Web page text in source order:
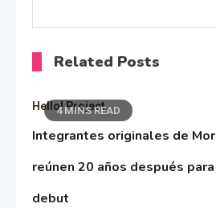
Related Posts
4 MINS READ
Hello! Project
Integrantes originales de
reúnen 20 años después
debut